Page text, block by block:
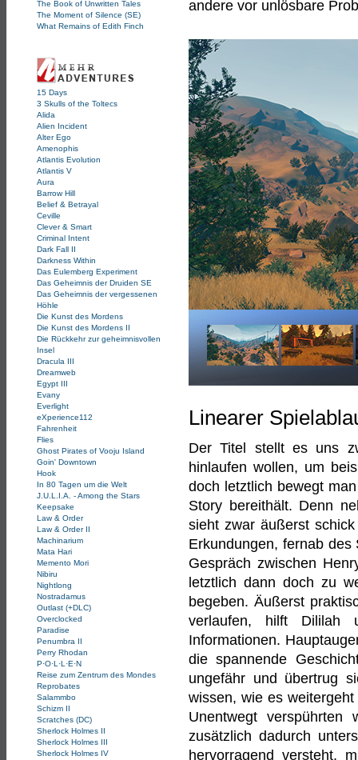
The Book of Unwritten Tales
The Moment of Silence (SE)
What Remains of Edith Finch
15 Days
3 Skulls of the Toltecs
Alida
Alien Incident
Alter Ego
Amenophis
Atlantis Evolution
Atlantis V
Aura
Barrow Hill
Belief & Betrayal
Ceville
Clever & Smart
Criminal Intent
Dark Fall II
Darkness Within
Das Eulemberg Experiment
Das Geheimnis der Druiden SE
Das Geheimnis der vergessenen
Höhle
Die Kunst des Mordens
Die Kunst des Mordens II
Die Rückkehr zur geheimnisvollen
Insel
Dracula III
Dreamweb
Egypt III
Evany
Everlight
eXperience112
Fahrenheit
Flies
Ghost Pirates of Vooju Island
Goin' Downtown
Hook
In 80 Tagen um die Welt
J.U.L.I.A. - Among the Stars
Keepsake
Law & Order
Law & Order II
Machinarium
Mata Hari
Memento Mori
Nibiru
Nightlong
Nostradamus
Outlast (+DLC)
Overclocked
Paradise
Penumbra II
Perry Rhodan
P·O·L·L·E·N
Reise zum Zentrum des Mondes
Reprobates
Salammbo
Schizm II
Scratches (DC)
Sherlock Holmes II
Sherlock Holmes III
Sherlock Holmes IV
andere vor unlösbare
Linearer
Der Titel stellt es uns
hinlaufen wollen, um
doch letztlich bewegt
Story bereithält. Denn
sieht zwar äußerst
Erkundungen, fernab
Gespräch zwischen
letztlich dann doch zu
begeben. Äußerst
verlaufen, hilft Dililah
Informationen.
die spannende
ungefähr und übertrug
wissen, wie es
Unentwegt verspührten
zusätzlich dadurch
hervorragend versteht,